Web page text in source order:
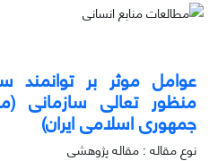
عوامل موثر بر توانمند
منظور تعالی سازمانی
جمهوری اسلامی ایران)
نوع مقاله : مقاله پژوهشی